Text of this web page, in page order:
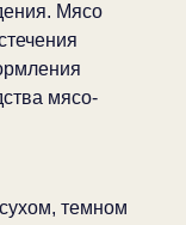
Мясо
мясо-
темном